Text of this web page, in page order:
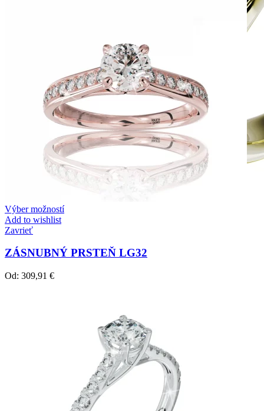
Zásnubné prstne z kolekcie Crown Beauty.
Výber možností
Add to wishlist
Zavrieť
ZÁSNUBNÝ PRSTEŇ LG32
Od: 309,91 €